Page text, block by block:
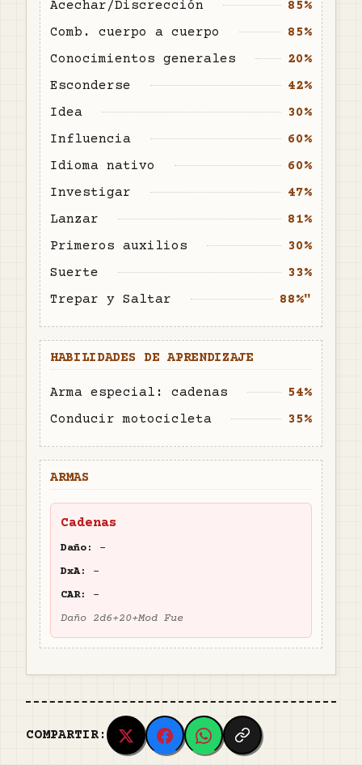
Acechar/Discrección
85%
Comb. cuerpo a cuerpo
85%
Conocimientos generales
20%
Esconderse
42%
Idea
30%
Influencia
60%
Idioma nativo
60%
Investigar
47%
Lanzar
81%
Primeros auxilios
30%
Suerte
33%
Trepar y Saltar
88%"
HABILIDADES DE APRENDIZAJE
Arma especial: cadenas
54%
Conducir motocicleta
35%
ARMAS
Cadenas
Daño:
-
DxA:
-
CAR:
-
Daño 2d6+20+Mod Fue
COMPARTIR: